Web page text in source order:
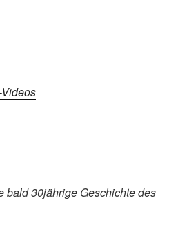
bald 30jährige Geschichte des